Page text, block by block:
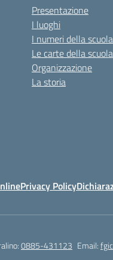
Presentazione
I luoghi
I numeri della scuola
Le carte della scuola
Organizzazione
La storia
Privacy Policy
0885-431123 Email: